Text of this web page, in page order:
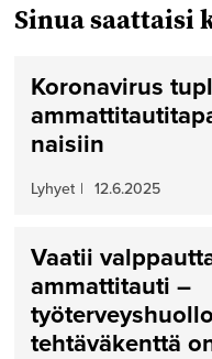
Sinua saattaisi
Koronavirus
naisiin
Lyhyet | 12.6.2025
Vaatii
ammattitauti –
tehtäväkenttä